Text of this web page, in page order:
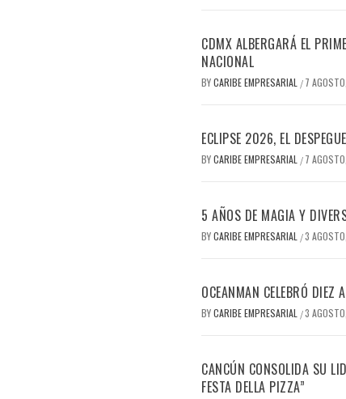
CDMX ALBERGARÁ EL
NACIONAL
BYCARIBE EMPRESARIAL / 7
ECLIPSE 2026, EL
BYCARIBE EMPRESARIAL / 7
5 AÑOS DE MAGIA Y
BYCARIBE EMPRESARIAL /3
OCEANMAN CELEBRÓ DIEZ
BYCARIBE EMPRESARIAL /3
CANCÚN CONSOLIDA SU
FESTA DELLA PIZZA”